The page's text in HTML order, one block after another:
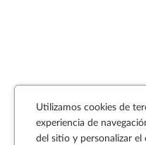
Utilizamos cookies de
experiencia de
del sitio y personalizar el